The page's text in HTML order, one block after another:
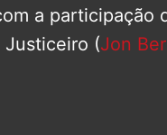
a participação
Justiceiro (Jon